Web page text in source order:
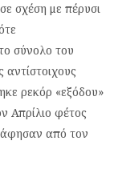
σχέση με πέρυσι
σύνολο του
αντίστοιχους
ρεκόρ «εξόδου»
Απρίλιο φέτος
από τον